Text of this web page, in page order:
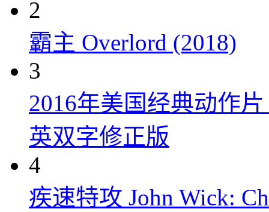
2
霸主 Overlord (2018)
3
2016年美国经典动作
英双字修正版
4
疾速特攻 John Wick: